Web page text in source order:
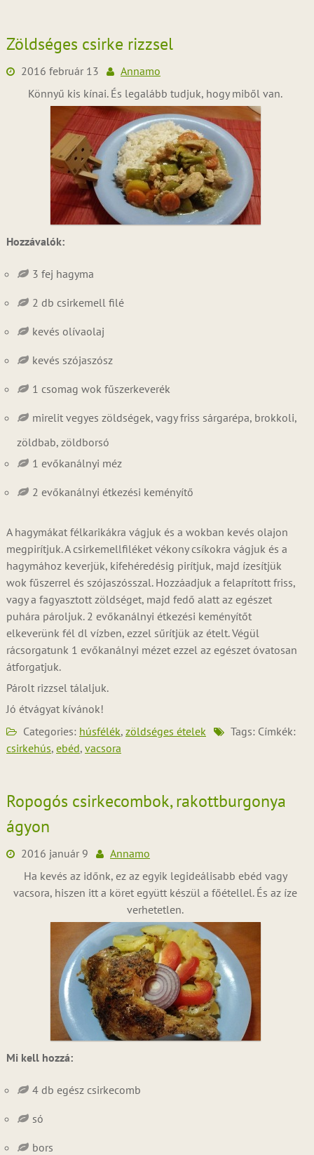
Zöldséges csirke rizzsel
2016 február 13
Annamo
Könnyű kis kínai. És legalább tudjuk, hogy miből van.
Hozzávalók:
3 fej hagyma
2 db csirkemell filé
kevés olívaolaj
kevés szójaszósz
1 csomag wok fűszerkeverék
mirelit vegyes zöldségek, vagy friss sárgarépa, brokkoli,
zöldbab, zöldborsó
1 evőkanálnyi méz
2 evőkanálnyi étkezési keményítő
A hagymákat félkarikákra vágjuk és a wokban kevés olajon
megpirítjuk. A csirkemellfiléket vékony csíkokra vágjuk és a
hagymához keverjük, kifehéredésig pirítjuk, majd ízesítjük
wok fűszerrel és szójaszósszal. Hozzáadjuk a felaprított friss,
vagy a fagyasztott zöldséget, majd fedő alatt az egészet
puhára pároljuk. 2 evőkanálnyi étkezési keményítőt
elkeverünk fél dl vízben, ezzel sűrítjük az ételt. Végül
rácsorgatunk 1 evőkanálnyi mézet ezzel az egészet óvatosan
átforgatjuk.
Párolt rizzsel tálaljuk.
Jó étvágyat kívánok!
Categories: húsfélék, zöldséges ételek
Tags: Címkék:
csirkehús, ebéd, vacsora
Ropogós csirkecombok, rakottburgonya
ágyon
2016 január 9
Annamo
Ha kevés az időnk, ez az egyik legideálisabb ebéd vagy
vacsora, hiszen itt a köret együtt készül a főétellel. És az íze
verhetetlen.
Mi kell hozzá:
4 db egész csirkecomb
só
bors